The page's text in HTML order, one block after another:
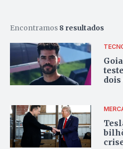
Encontramos 8 resultados